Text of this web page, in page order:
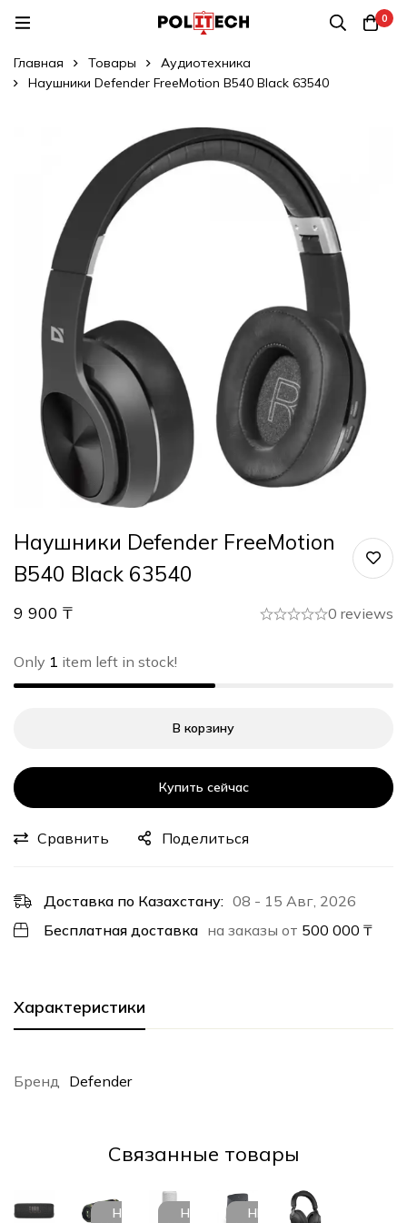
0
Главная Товары
Аудиотехника
Наушники Defender FreeMotion B540 Black 63540
Наушники Defender FreeMotion
B540 Black 63540
9 900 ₸ 0 reviews
Only 1 item left in stock!
В корзину
Купить сейчас
Сравнить Поделиться
Доставка по Казахстану: 08 - 15 Авг, 2026
Бесплатная доставка на заказы от 500 000 ₸
Характеристики
Бренд Defender
Cвязанные товары
НЕТ В
НЕТ В
НЕТ В